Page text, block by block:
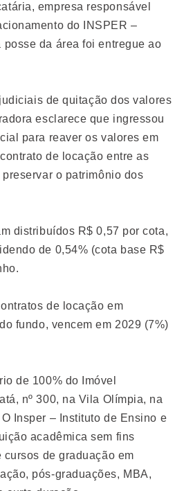
empresa responsável
do INSPER –
da área foi entregue ao
de quitação dos valores
esclarece que ingressou
para reaver os valores em
de locação entre as
o patrimônio dos
distribuídos R$ 0,57 por cota,
de 0,54% (cota base R$
de locação em
fundo, vencem em 2029 (7%)
de 100% do Imóvel
nº 300, na Vila Olímpia, na
Insper – Instituto de Ensino e
acadêmica sem fins
cursos de graduação em
pós-graduações, MBA,